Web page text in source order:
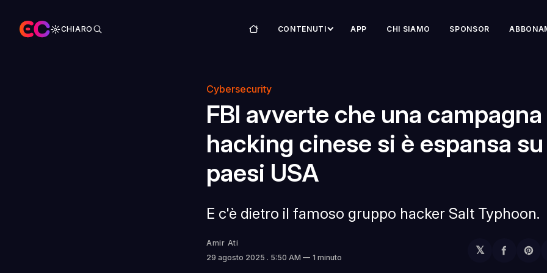
CHIARO CONTENUTI APP CHI SIAMO SPONSOR
Cybersecurity
FBI avverte che una
hacking cinese si è espansa
paesi USA
E c'è dietro il famoso gruppo hacker Salt Typhoon.
Amir Ati
29 agosto 2025 . 5:50 AM 1 minuto
𝕏